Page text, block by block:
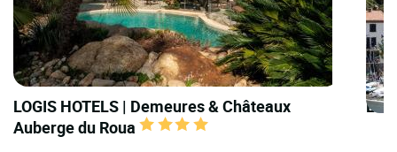
LOGIS HOTELS | Demeures & Châteaux
Auberge du Roua